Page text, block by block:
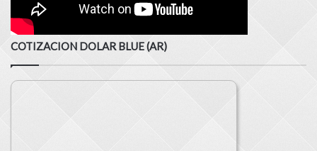
COTIZACION DOLAR BLUE (AR)